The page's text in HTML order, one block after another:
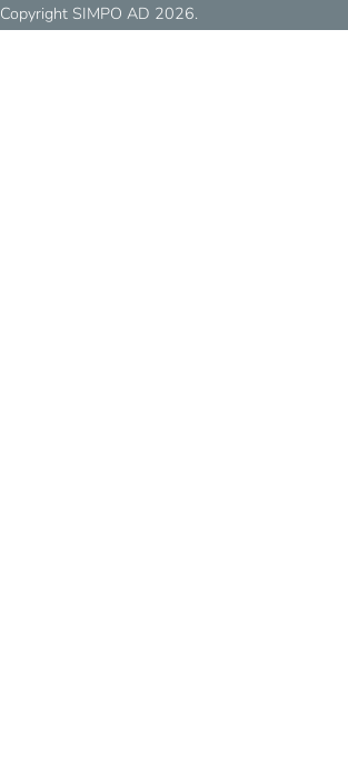
Copyright SIMPO AD 2026.